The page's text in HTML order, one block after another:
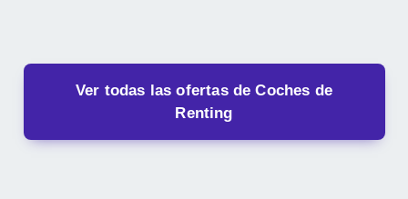
Ver todas las ofertas de Coches de
Renting